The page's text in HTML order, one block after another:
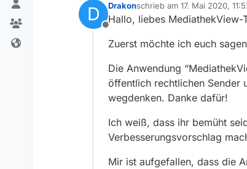
D
Offline
Drakonschrieb am 17. Mai 2020,
zuletzt editiert von
Hallo, liebes MediathekView-
Zuerst möchte ich euch
Die Anwendung
öffentlich rechtlichen Sender
wegdenken. Danke dafür!
Ich weiß, dass ihr bemüht
Verbesserungsvorschlag
Mir ist aufgefallen, dass die